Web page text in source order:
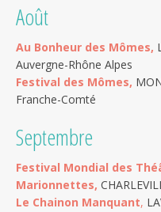
Août
Au Bonheur des Mômes,
Auvergne-Rhône Alpes
Festival des Mômes,
Franche-Comté
Septembre
Festival Mondial des
Marionnettes,
Le Chainon Manquant,